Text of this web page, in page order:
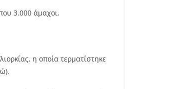
3.000 άμαχοι.
η οποία τερματίστηκε